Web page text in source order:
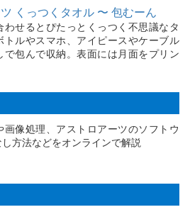
くっつくタオル 〜 包むーん
わせるとぴたっとくっつく不思議なタ
トルやスマホ、アイピースやケーブル
で包んで収納。表面には月面をプリン
画像処理、アストロアーツのソフトウ
方法などをオンラインで解説